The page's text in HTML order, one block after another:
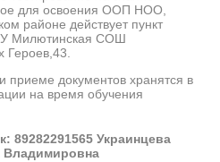
для освоения ООП НОО,
районе действует пункт
Милютинская СОШ
приеме документов хранятся в
на время обучения
89282291565 Украинцева
Владимировна